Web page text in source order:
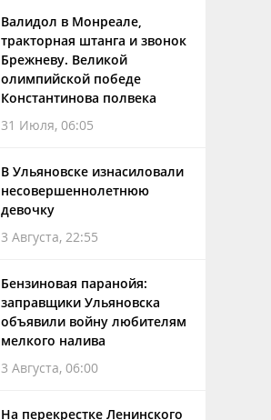
Валидол в Монреале,
тракторная штанга и звонок
Брежневу. Великой
олимпийской победе
Константинова полвека
31 Июля, 06:05
В Ульяновске изнасиловали
несовершеннолетнюю
девочку
3 Августа, 22:55
Бензиновая паранойя:
заправщики Ульяновска
объявили войну любителям
мелкого налива
3 Августа, 06:00
На перекрестке Ленинского